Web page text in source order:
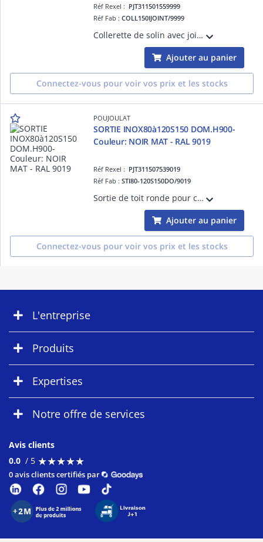
Réf Rexel : PJT311501559999
Réf Fab :COLL150IJOINT/9999
Collerette de solin avec joint, INOX INOX Poujoulat diam.150 Non peint
Ajouter au panier
Connectez-vous pour voir vos prix et les stocks
POUJOULAT
SORTIE INOX80à120S150 DOM.H900-
Couleur: NOIR MAT - RAL 9019
Réf Rexel : PJT311507539019
Réf Fab :STI80-120S150DO/9019
Sortie de toit ronde pour conduit Inox-Galva POUJOULAT, double paroi Laine de roche SORTIE DE TOIT RONDE, diam.150 - Noir mat pour Cuisinière, Insert, Foyer, Poêle à Gaz, Bois bûches, Fioul
Ajouter au panier
Connectez-vous pour voir vos prix et les stocks
L'entreprise
Produits
Expertises
Notre offre de services
Avis clients
0.0 / 5 ★★★★★
★★★★★
0 avis clients certifiés par